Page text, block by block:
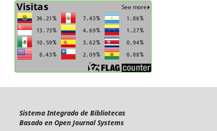
Sistema Integrado de Bibliotecas
Basado en Open Journal Systems